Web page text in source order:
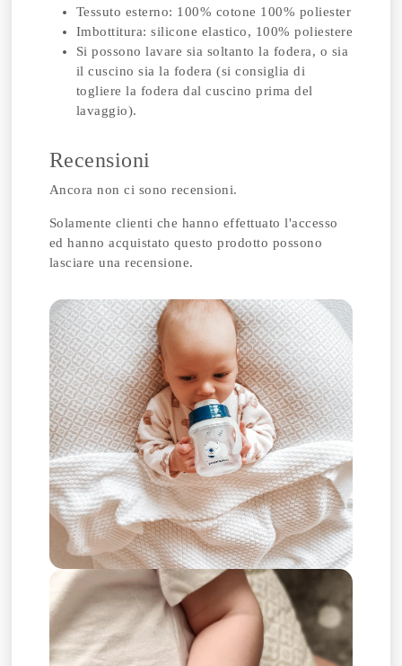
Tessuto esterno: 100% cotone 100% poliester
Imbottitura: silicone elastico, 100% poliestere
Si possono lavare sia soltanto la fodera, o sia
il cuscino sia la fodera (si consiglia di
togliere la fodera dal cuscino prima del
lavaggio).
Recensioni
Ancora non ci sono recensioni.
Solamente clienti che hanno effettuato l'accesso
ed hanno acquistato questo prodotto possono
lasciare una recensione.